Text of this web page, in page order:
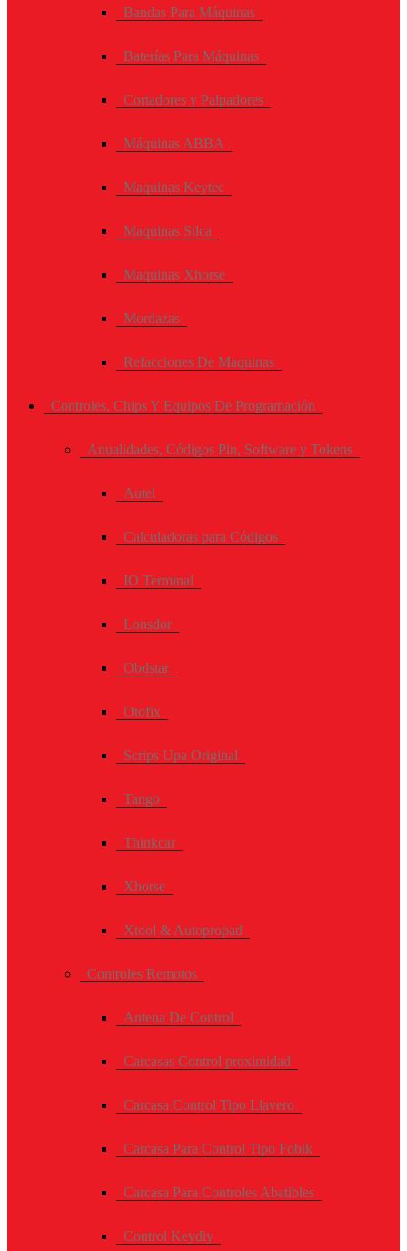
Bandas Para Máquinas
Baterías Para Máquinas
Cortadores y Palpadores
Máquinas ABBA
Maquinas Keytec
Maquinas Silca
Maquinas Xhorse
Mordazas
Refacciones De Maquinas
Controles, Chips Y Equipos De Programación
Anualidades, Códigos Pin, Software y Tokens
Autel
Calculadoras para Códigos
IO Terminal
Lonsdor
Obdstar
Otofix
Scrips Upa Original
Tango
Thinkcar
Xhorse
Xtool & Autopropad
Controles Remotos
Antena De Control
Carcasas Control proximidad
Carcasa Control Tipo Llavero
Carcasa Para Control Tipo Fobik
Carcasa Para Controles Abatibles
Control Keydiy